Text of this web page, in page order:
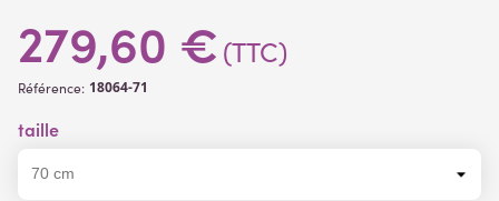
279,60 € (TTC)
Référence: 18064-71
taille